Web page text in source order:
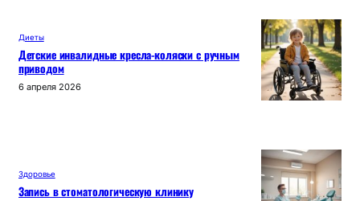
p
p
m
a в
Диеты
Детские инвалидные кресла-коляски с ручным
приводом
6 апреля 2026
Здоровье
Запись в стоматологическую клинику